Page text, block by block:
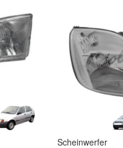
Scheinwerfer